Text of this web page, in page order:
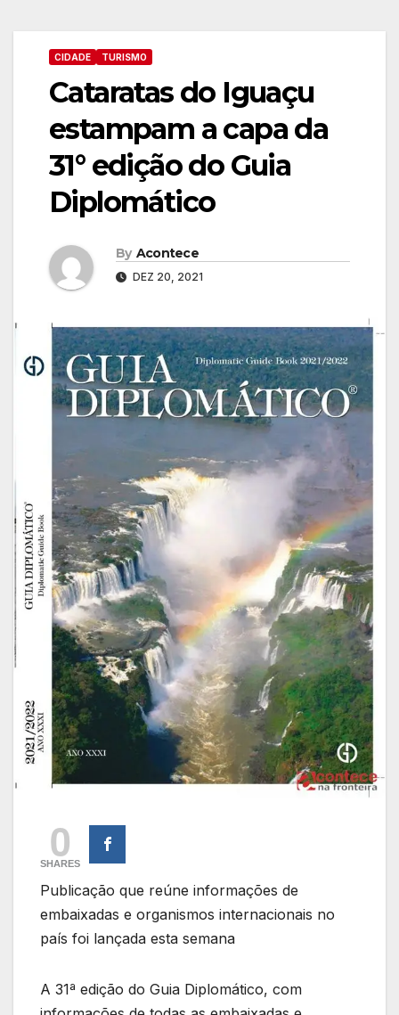
CIDADE TURISMO
Cataratas do Iguaçu
estampam a capa da
31° edição do Guia
Diplomático
By Acontece
DEZ 20, 2021
0
SHARES
Publicação que reúne informações de
embaixadas e organismos internacionais no
país foi lançada esta semana
A 31ª edição do Guia Diplomático, com